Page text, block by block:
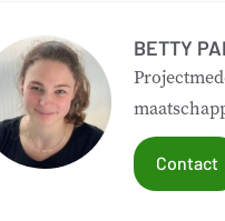
BETTY
Contact